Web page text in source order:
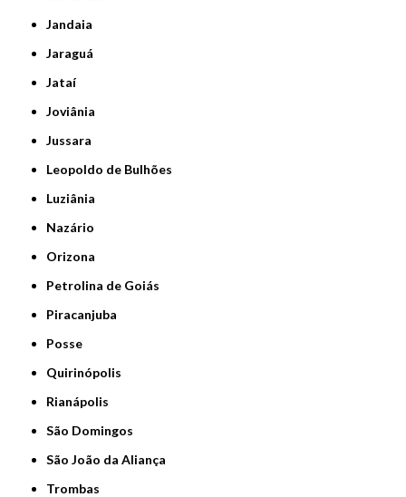
Jandaia
Jaraguá
Jataí
Joviânia
Jussara
Leopoldo de Bulhões
Luziânia
Nazário
Orizona
Petrolina de Goiás
Piracanjuba
Posse
Quirinópolis
Rianápolis
São Domingos
São João da Aliança
Trombas